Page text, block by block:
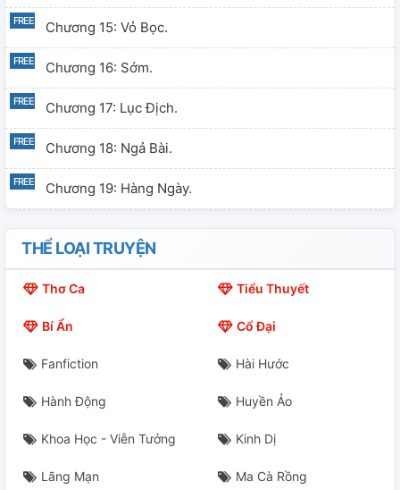
Chương 15: Vỏ Bọc.
Chương 16: Sớm.
Chương 17: Lục Địch.
Chương 18: Ngả Bài.
Chương 19: Hàng Ngày.
Chương 20: Đường Đi Khác Biệt.
Chương 21: Đi Tìm Nguồn Gốc.
Chương 25: Vật Chứa.
Chương 26: Đột Tiến.
THỂ LOẠI TRUYỆN
Thơ Ca Tiểu Thuyết
Bí Ẩn Cổ Đại
Fanfiction Hài Hước
Hành Động Huyền Ảo
Khoa Học - Viễn Tưởng Kinh Dị
Lãng Mạn Ma Cà Rồng